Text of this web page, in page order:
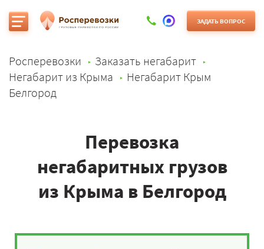
ЗАДАТЬ ВОПРОС
Росперевозки
Заказать негабарит
Негабарит из Крыма
Негабарит Крым
Белгород
Перевозка
негабаритных грузов
из Крыма в Белгород